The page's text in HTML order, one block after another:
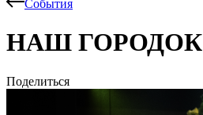
События
НАШ ГОРОДОК
Поделиться